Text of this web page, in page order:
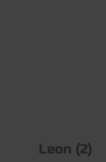
Leon (2)